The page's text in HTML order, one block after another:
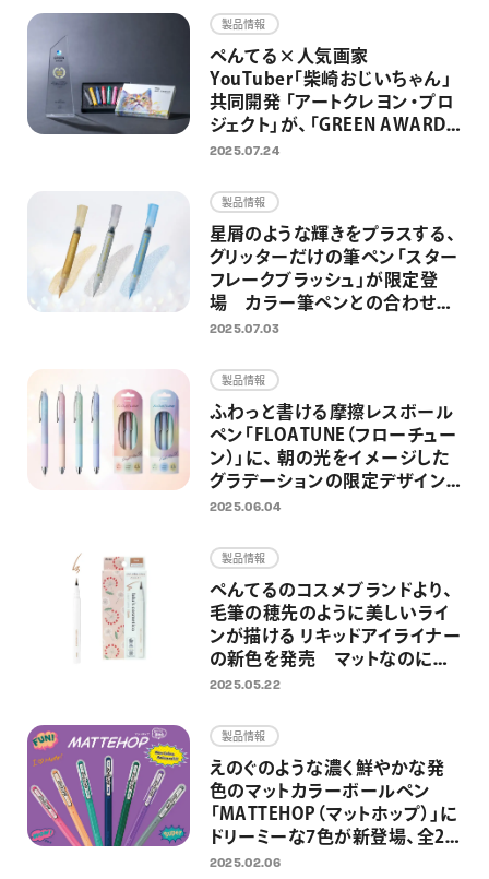
製品情報
ぺんてる×人気画家
YouTuber「柴崎おじいちゃん」
共同開発 「アートクレヨン・プロ
ジェクト」が、「GREEN AWARD
2024」のGOLDアワードを受
ートクレヨン画展」募集開始
2025.07.24
製品情報
星屑のような輝きをプラスする、
グリッターだけの筆ペン「スター
フレークブラッシュ」が限定登
場 カラー筆ペンとの合わせ使
いを楽しめる限定セットも同時
2025.07.03
製品情報
ふわっと書ける摩擦レスボール
ペン「FLOATUNE（フローチュー
ン）」に、 朝の光をイメージした
グラデーションの限定デザイン
が登場
2025.06.04
製品情報
ぺんてるのコスメブランドより、
毛筆の穂先のように美しいライ
ンが描ける リキッドアイライナー
の新色を発売 マットなのにツ
ヤもあるブラウン系の新色
色展開に
2025.05.22
製品情報
えのぐのような濃く鮮やかな発
色のマットカラーボールペン
「MATTEHOP（マットホップ）」に
ドリーミーな7色が新登場、全21
色展開に 「文房具屋さん大賞
2025.02.06